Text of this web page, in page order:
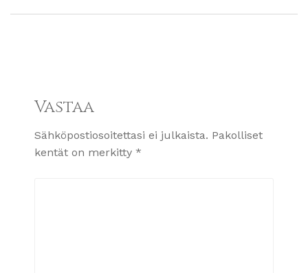
Vastaa
Sähköpostiosoitettasi ei julkaista. Pakolliset
kentät on merkitty *